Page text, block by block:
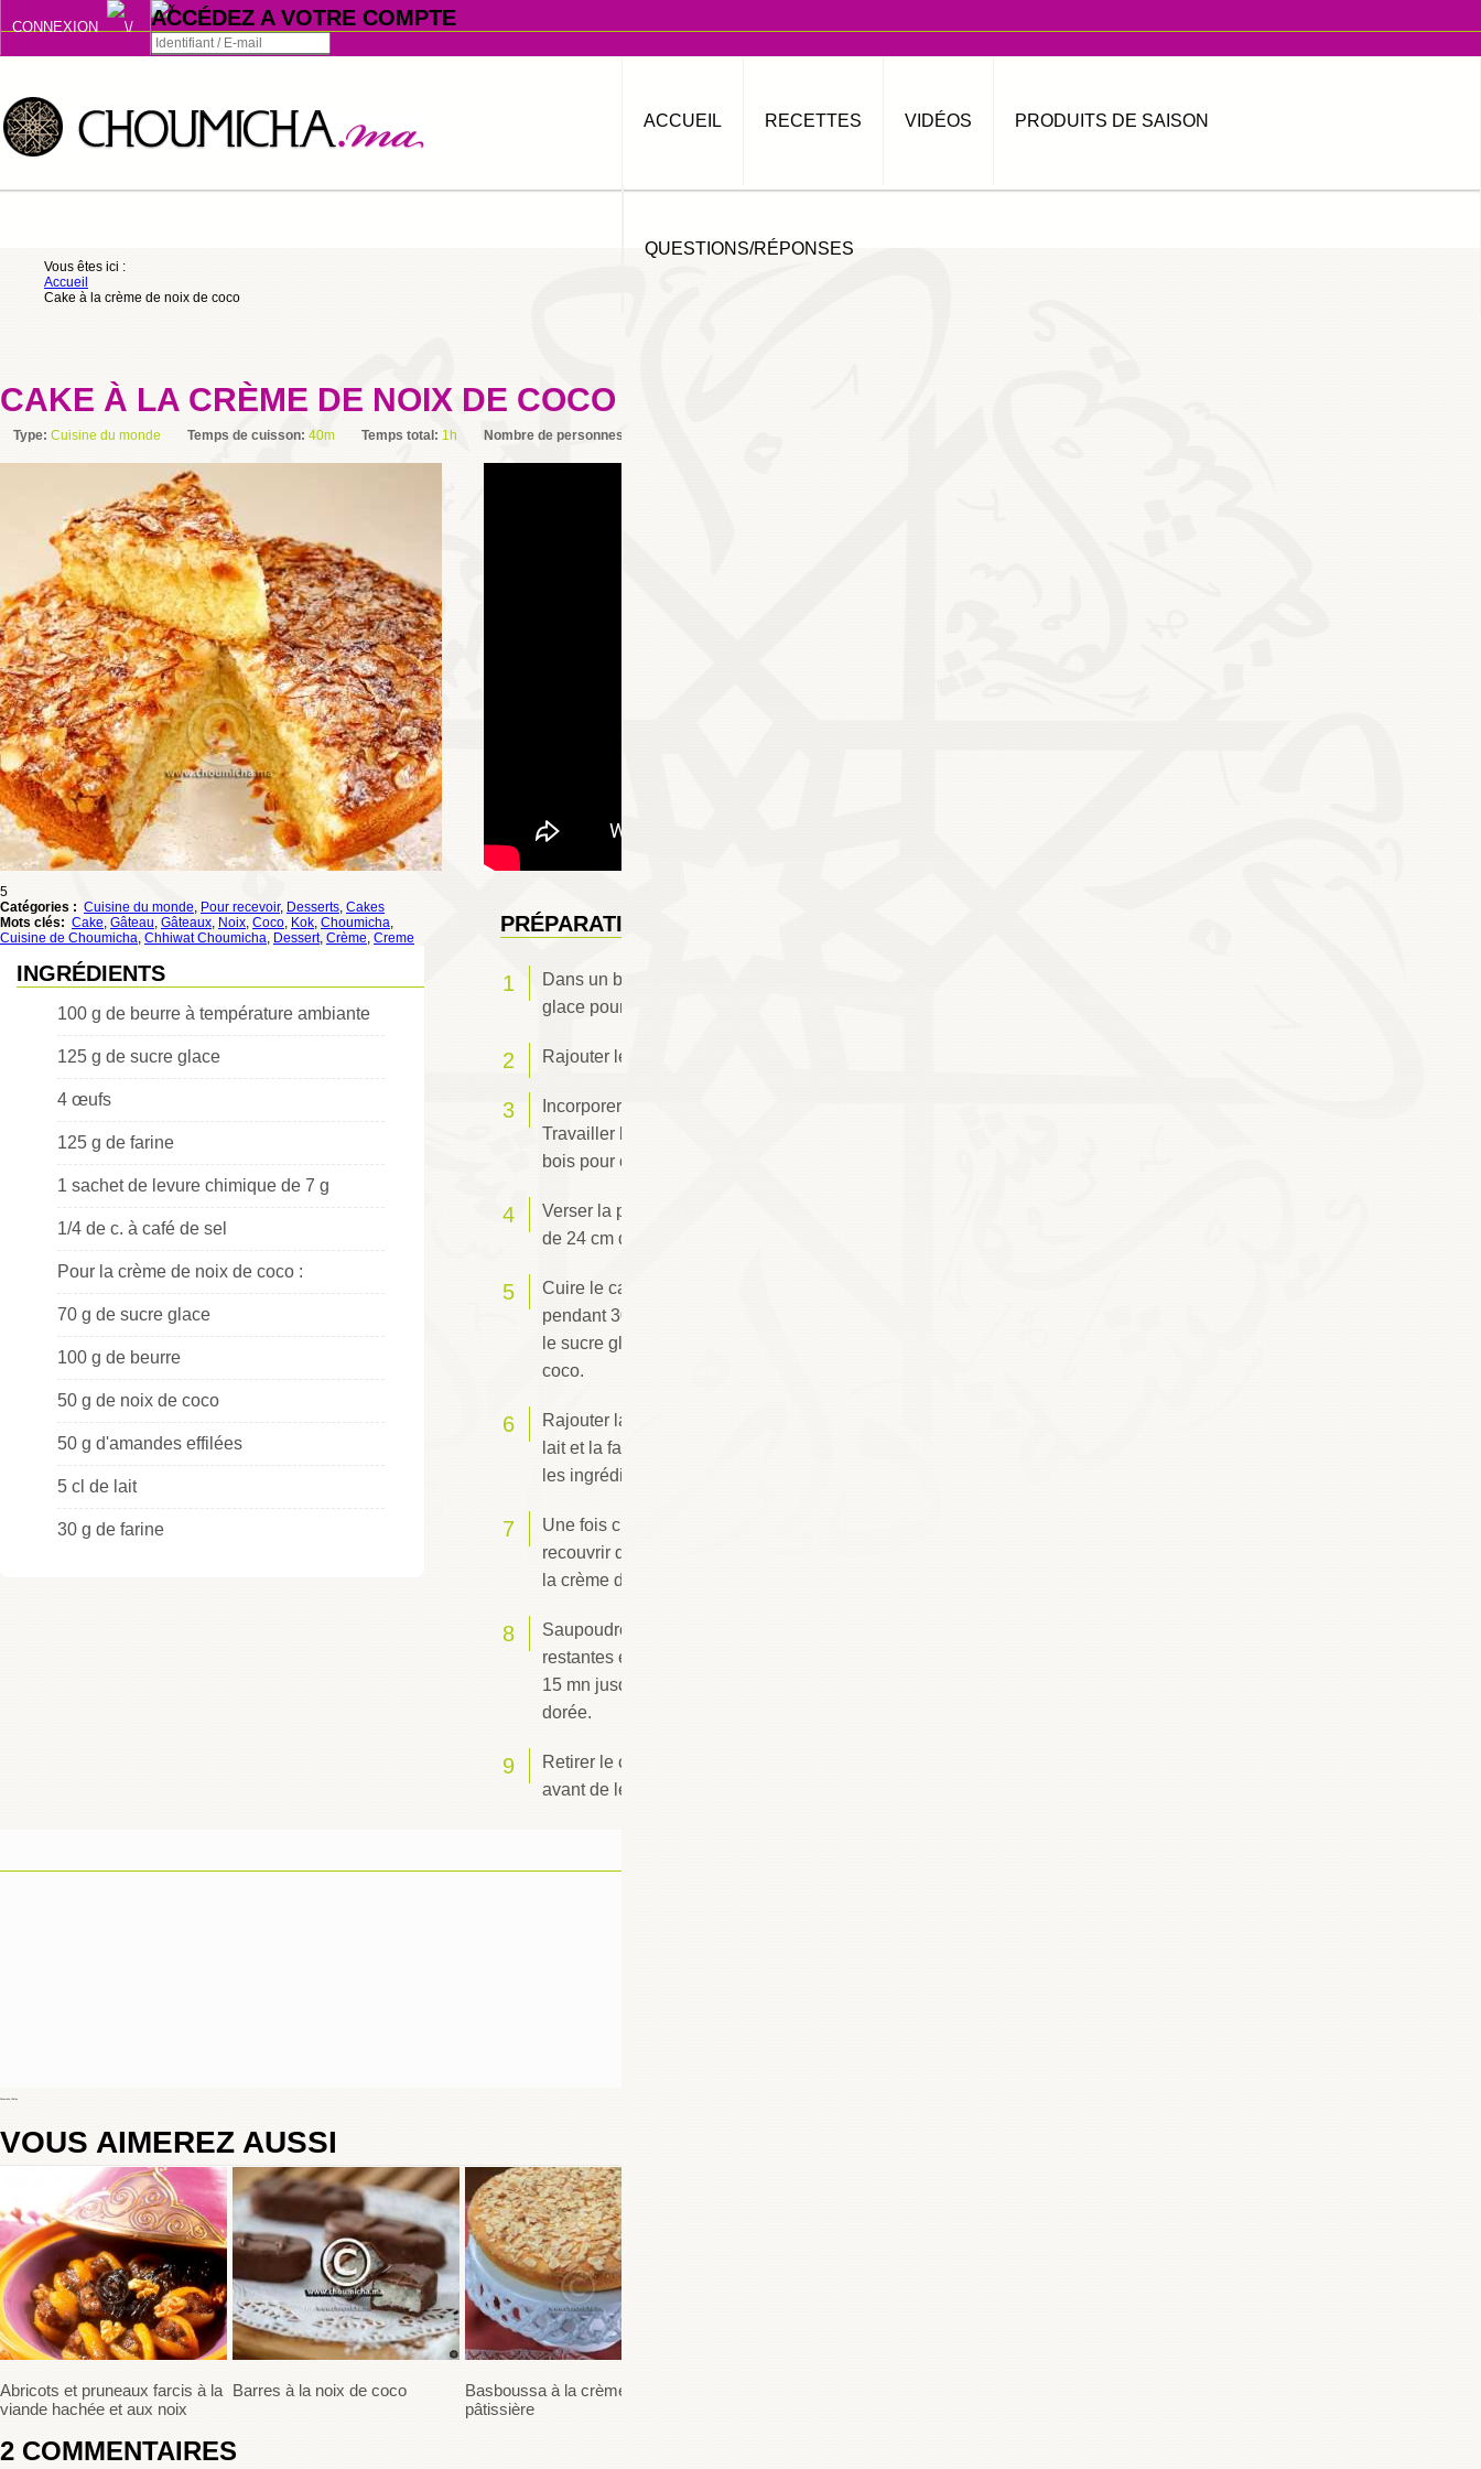
CONNEXION ACCÉDEZ A VOTRE COMPTE
Se souvenir de moi
S'INSCRIRE
ACCUEIL RECETTES VIDÉOS PRODUITS DE SAISON
QUESTIONS/RÉPONSES
Vous êtes ici :
Accueil
Cake à la crème de noix de coco
CAKE À LA CRÈME DE NOIX DE COCO
Type: Cuisine du monde Temps de cuisson: 40m Temps total: 1h Nombre de personnes
5
Catégories : Cuisine du monde, Pour recevoir, Desserts, Cakes
Mots clés: Cake, Gâteau, Gâteaux, Noix, Coco, Kok, Choumicha,
Cuisine de Choumicha, Chhiwat Choumicha, Dessert, Crème, Creme
INGRÉDIENTS
100 g de beurre à température ambiante
125 g de sucre glace
4 œufs
125 g de farine
1 sachet de levure chimique de 7 g
1/4 de c. à café de sel
Pour la crème de noix de coco :
70 g de sucre glace
100 g de beurre
50 g de noix de coco
50 g d'amandes effilées
5 cl de lait
30 g de farine
PRÉPARATION
Dans un bol, travailler le beurre avec le sucre
glace pour avoir une crème lisse.
Rajouter les œufs et bien mélanger.
Incorporer la farine tamisée, le sel et la levure.
Travailler le mélange avec une spatule en
bois pour obtenir une pâte homogène.
Verser la pâte dans un moule beurré et fariné
de 24 cm de diamètre.
Cuire le cake au four préchauffé à 170°C
pendant 30 mn. Pendant ce temps, mélanger
le sucre glace avec le beurre et la noix de
coco.
Rajouter la moitié des amandes effilées, le
lait et la farine. Travailler énergiquement tous
les ingrédients et les réserver.
Une fois cuit, sortir le cake du four et le
recouvrir délicatement et uniformément avec
la crème de noix de coco.
Saupoudrer le cake d'amandes effilées
restantes et le remettre au four pendant 10 à
15 mn jusqu'à ce que sa surface devienne
dorée.
Retirer le cake du four et le laisser refroidir
avant de le démouler.
VOUS AIMEREZ AUSSI
Abricots et pruneaux farcis à la
viande hachée et aux noix
Barres à la noix de coco
Basboussa à la crème
pâtissière
2 COMMENTAIRES